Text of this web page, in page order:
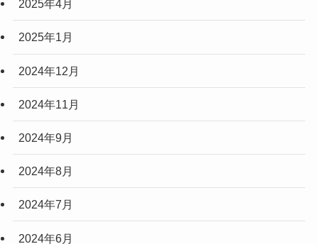
2025年4月
2025年1月
2024年12月
2024年11月
2024年9月
2024年8月
2024年7月
2024年6月